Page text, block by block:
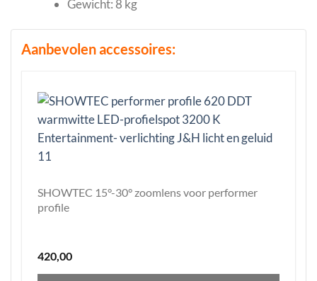
Gewicht: 8 kg
Aanbevolen accessoires:
SHOWTEC 15°-30° zoomlens voor performer
profile
420,00